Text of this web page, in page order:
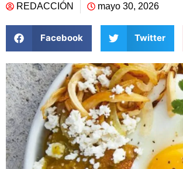
REDACCIÓN mayo 30, 2026
Facebook Twitter